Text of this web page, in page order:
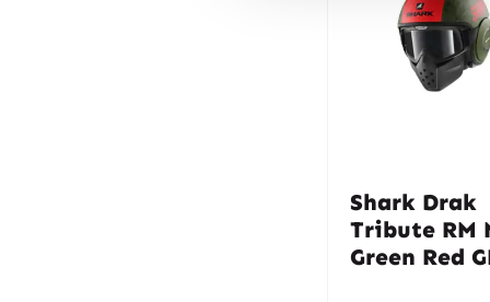
Shark Drak
Tribute RM
Green Red